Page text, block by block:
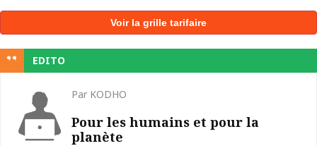
Voir la grille tarifaire
EDITO
Par KODHO
Pour les humains et pour la
planète